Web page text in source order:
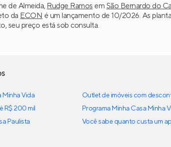
Comprar x Alugar
Encontre um corretor
de Almeida, Rudge Ramos em São Bernardo do
da ECON é um lançamento de 10/2026. As
seu preço está sob consulta.
Vida
R$ 200 mil
Paulista
Outlet de imóveis com
Programa Minha Casa Minha
Você sabe quanto custa um